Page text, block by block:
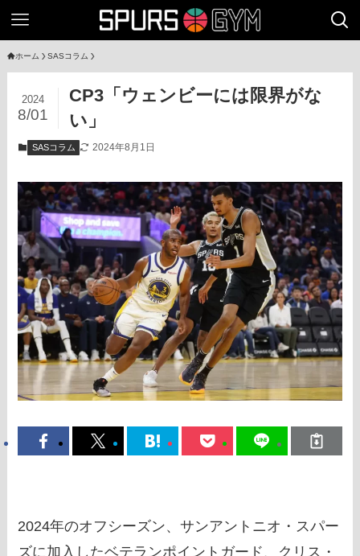
ホーム SASコラム
CP3「ウェンビーには限界がな
い」
2024
8/01
SASコラム 2024年8月1日
2024年のオフシーズン、サンアントニオ・スパー
ズに加入したベテランポイントガード、クリス・